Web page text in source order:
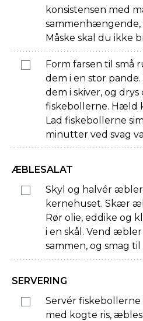
konsistensen med
sammenhængende,
Måske skal du ikke
Form farsen til små
dem i en stor
dem i skiver, og
fiskebollerne. Hæld
Lad fiskebollerne
minutter ved svag
ÆBLESALAT
Skyl og halvér
kernehuset. Skær
Rør olie, eddike og
i en skål. Vend æbler
sammen, og smag
SERVERING
Servér
med kogte ris,